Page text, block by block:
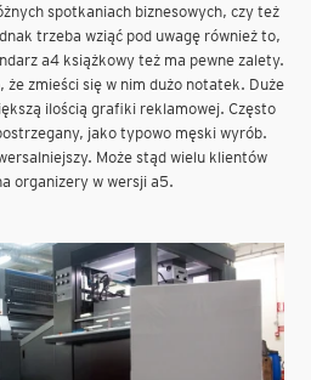
spotkaniach biznesowych, czy też
trzeba wziąć pod uwagę również to,
a4 książkowy też ma pewne zalety.
zmieści się w nim dużo notatek. Duże
ilością grafiki reklamowej. Często
jako typowo męski wyrób.
Może stąd wielu klientów
organizery w wersji a5.